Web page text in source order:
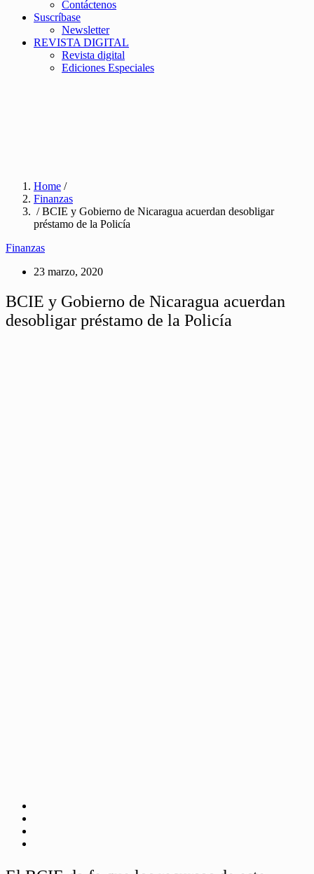
Contáctenos
Suscríbase
Newsletter
REVISTA DIGITAL
Revista digital
Ediciones Especiales
Home /
Finanzas
/ BCIE y Gobierno de Nicaragua acuerdan desobligar
préstamo de la Policía
Finanzas
23 marzo, 2020
BCIE y Gobierno de Nicaragua acuerdan
desobligar préstamo de la Policía